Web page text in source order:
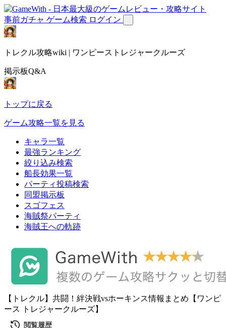
事前ガチャ ゲーム検索 ログイン
トレクル攻略wiki | ワンピーストレジャークルーズ
掲示板Q&A
トップに戻る
ゲーム攻略一覧を見る
キャラ一覧
最強ランキング
絞り込み検索
船長効果一覧
パーティ投稿検索
同盟掲示板
スゴフェス
海賊祭パーティ
海賊王への軌跡
【トレクル】共闘！絆決戦vsホーキンス情報まとめ【ワンピ
ース トレジャークルーズ】